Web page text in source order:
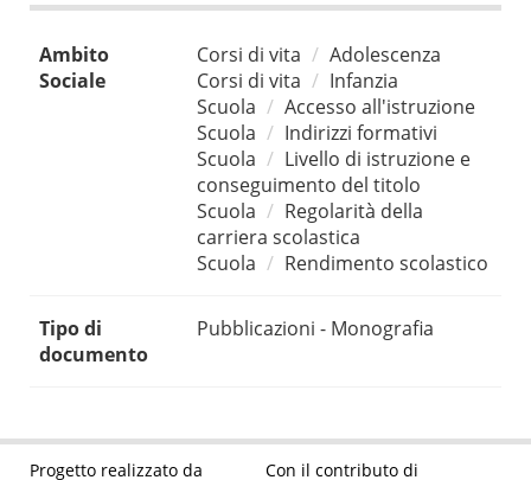
Ambito
Sociale
Corsi di vita
Adolescenza
Corsi di vita
Infanzia
Scuola
Accesso all'istruzione
Scuola
Indirizzi formativi
Scuola
Livello di istruzione e
conseguimento del titolo
Scuola
Regolarità della
carriera scolastica
Scuola
Rendimento scolastico
Tipo di
documento
Pubblicazioni - Monografia
Progetto realizzato da Con il contributo di